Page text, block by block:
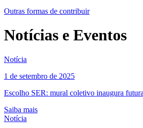
Outras formas de contribuir
Notícias e Eventos
Notícia
1 de setembro de 2025
Escolho SER: mural coletivo inaugura
Saiba mais
Notícia